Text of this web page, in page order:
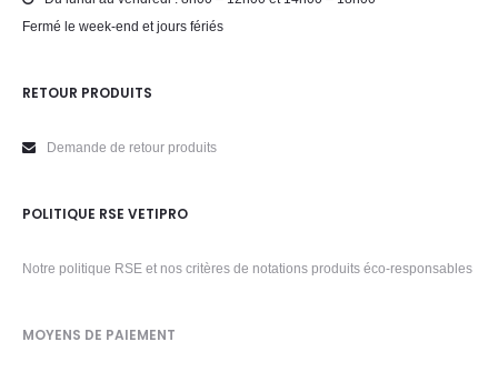
Fermé le week-end et jours fériés
RETOUR PRODUITS
Demande de retour produits
POLITIQUE RSE VETIPRO
Notre politique RSE et nos critères de notations produits éco-responsables
MOYENS DE PAIEMENT